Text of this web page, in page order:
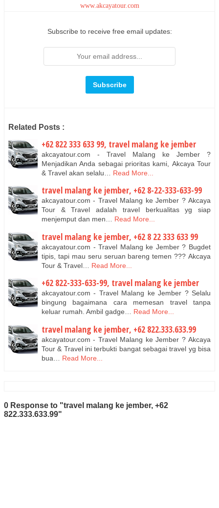
www.akcayatour.com
Subscribe to receive free email updates:
Related Posts :
+62 822 333 633 99, travel malang ke jember
akcayatour.com - Travel Malang ke Jember ?
Menjadikan Anda sebagai prioritas kami, Akcaya Tour
& Travel akan selalu…
Read More...
travel malang ke jember, +62 8-22-333-633-99
akcayatour.com - Travel Malang ke Jember ? Akcaya
Tour & Travel adalah travel berkualitas yg siap
menjemput dan men… Read More...
travel malang ke jember, +62 8 22 333 633 99
akcayatour.com - Travel Malang ke Jember ? Bugdet
tipis, tapi mau seru seruan bareng temen ??? Akcaya
Tour & Travel…
Read More...
+62 822-333-633-99, travel malang ke jember
akcayatour.com - Travel Malang ke Jember ? Selalu
bingung bagaimana cara memesan travel tanpa
keluar rumah. Ambil gadge… Read More...
travel malang ke jember, +62 822.333.633.99
akcayatour.com - Travel Malang ke Jember ? Akcaya
Tour & Travel ini terbukti bangat sebagai travel yg bisa
bua…
Read More...
0 Response to "travel malang ke jember, +62
822.333.633.99"